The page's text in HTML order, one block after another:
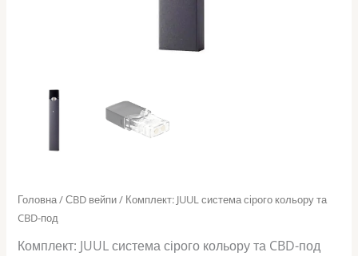
Головна/СBD вейпи/ Комплект: JUUL система сірого кольору та
CBD-под
Комплект: JUUL система сірого кольору та CBD-под